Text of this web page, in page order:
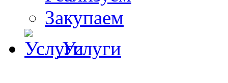
Закупаем
Услуги